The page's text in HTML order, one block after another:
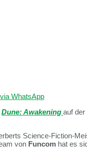
WhatsApp
Dune: Awakening auf
Science-Fiction-
von Funcom hat es